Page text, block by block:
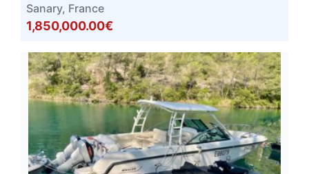
Sanary, France
1,850,000.00€